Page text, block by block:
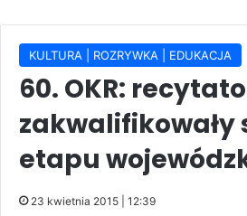
KULTURA | ROZRYWKA | EDUKACJA
60. OKR:
zakwalifikowały
etapu
23 kwietnia 2015 | 12:39